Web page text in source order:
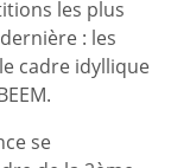
les plus
: les
cadre idyllique
se